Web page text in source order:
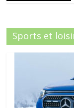
Sports et